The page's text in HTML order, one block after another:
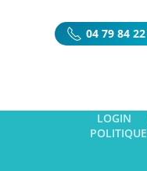
04 79 84
LOGIN